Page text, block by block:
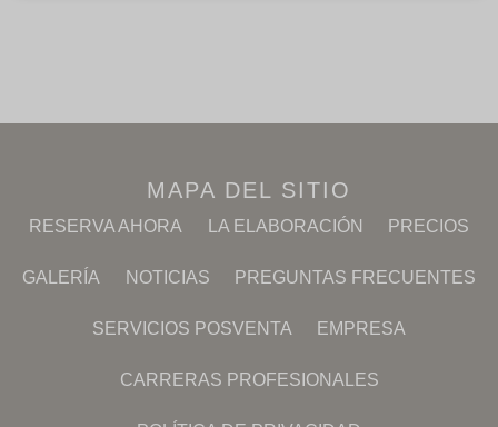
MAPA DEL SITIO
RESERVA AHORA LA ELABORACIÓN PRECIOS
GALERÍA NOTICIAS PREGUNTAS FRECUENTES
SERVICIOS POSVENTA EMPRESA
CARRERAS PROFESIONALES